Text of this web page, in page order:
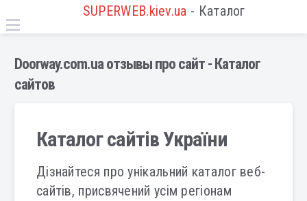
SUPERWEB.kiev.ua - Каталог
Doorway.com.ua отзывы про сайт - Каталог
сайтов
Каталог сайтів України
Дізнайтеся про унікальний каталог веб-
сайтів, присвячений усім регіонам